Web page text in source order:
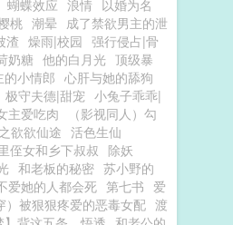
蝴蝶效应 浪情 以婚为名
桃 潮晕 成了禁欲男主的泄
渣 燥雨|校园 强行侵占|骨
奶糖 他的白月光 顶级暴
的小情郎 心肝与她的舔狗
极守夫德|甜宠 小兔子乖乖|
主爱吃肉
（影视同人）勾
欲欲仙途 活色生仙
侄女和乡下叔叔 除妖
和老板的秘密 苏小野的
爱她的人都会死 第七书 爱
）被狠狠疼爱的恶毒女配 渡